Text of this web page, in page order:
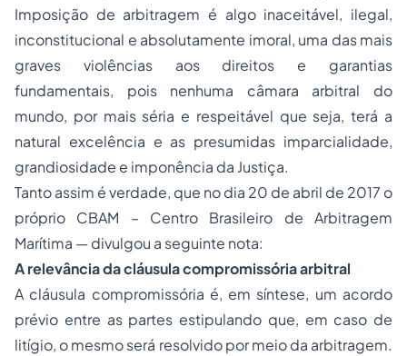
Imposição de arbitragem é algo inaceitável, ilegal,
inconstitucional e absolutamente imoral, uma das mais
graves violências aos direitos e garantias
fundamentais, pois nenhuma câmara arbitral do
mundo, por mais séria e respeitável que seja, terá a
natural excelência e as presumidas imparcialidade,
grandiosidade e imponência da Justiça.
Tanto assim é verdade, que no dia 20 de abril de 2017 o
próprio CBAM – Centro Brasileiro de Arbitragem
Marítima — divulgou a seguinte nota:
A relevância da cláusula compromissória arbitral
A cláusula compromissória é, em síntese, um acordo
prévio entre as partes estipulando que, em caso de
litígio, o mesmo será resolvido por meio da arbitragem.